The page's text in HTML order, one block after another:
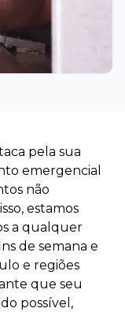
pela sua
emergencial
não
estamos
a qualquer
de semana e
e regiões
que seu
possível,